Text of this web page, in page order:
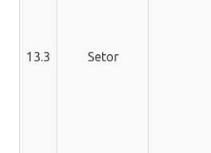
13.3 Setor